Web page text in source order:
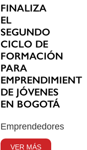
FINALIZA
EL
SEGUNDO
CICLO DE
FORMACIÓN
PARA
DE JÓVENES
EN BOGOTÁ
Emprendedores
VER MÁS